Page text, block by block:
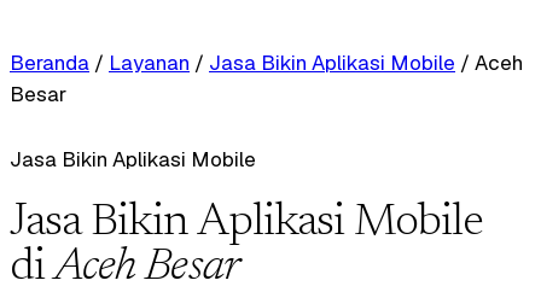
Beranda / Layanan / Jasa Bikin Aplikasi Mobile / Aceh
Besar
Jasa Bikin Aplikasi Mobile
Jasa Bikin Aplikasi Mobile
diAceh Besar